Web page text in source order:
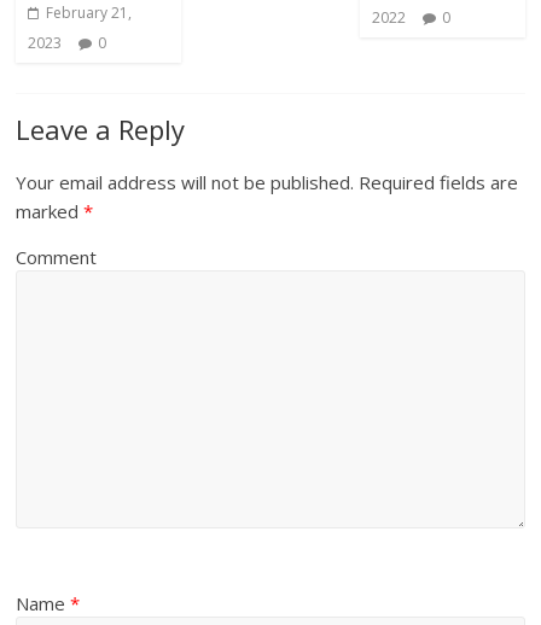
February 21,
2023
0
2022
0
Leave a Reply
Your email address will not be published. Required fields are
marked*
Comment
Name*